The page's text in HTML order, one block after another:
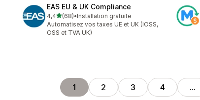
EAS EU & UK Compliance
4,4étoile(s) sur 5
(68)
68 avis au total
•Installation gratuite
Automatisez vos taxes UE et UK (IOSS,
OSS et TVA UK)
1 2 3 4 …